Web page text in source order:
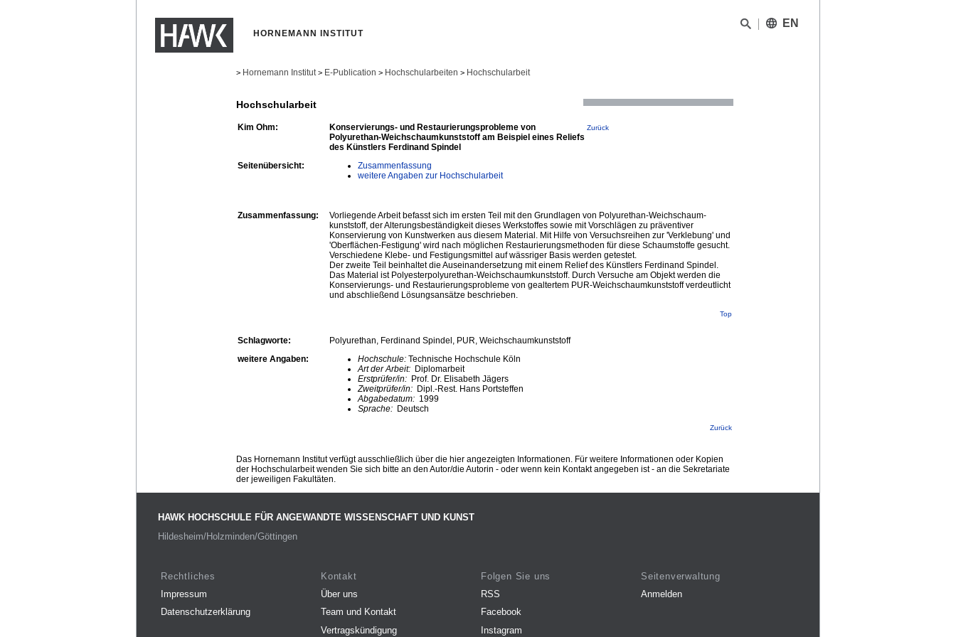
HORNEMANN INSTITUT
EN
> Hornemann Institut > E-Publication > Hochschularbeiten > Hochschularbeit
Hochschularbeit
Kim Ohm:
Konservierungs- und Restaurierungsprobleme von
Polyurethan-Weichschaumkunststoff am Beispiel eines Reliefs
des Künstlers Ferdinand Spindel
Zurück
Seitenübersicht:
Zusammenfassung
weitere Angaben zur Hochschularbeit
Zusammenfassung:
Vorliegende Arbeit befasst sich im ersten Teil mit den Grundlagen von Polyurethan-Weichschaum-
kunststoff, der Alterungsbeständigkeit dieses Werkstoffes sowie mit Vorschlägen zu präventiver
Konservierung von Kunstwerken aus diesem Material. Mit Hilfe von Versuchsreihen zur 'Verklebung' und
'Oberflächen-Festigung' wird nach möglichen Restaurierungsmethoden für diese Schaumstoffe gesucht.
Verschiedene Klebe- und Festigungsmittel auf wässriger Basis werden getestet.
Der zweite Teil beinhaltet die Auseinandersetzung mit einem Relief des Künstlers Ferdinand Spindel.
Das Material ist Polyesterpolyurethan-Weichschaumkunststoff. Durch Versuche am Objekt werden die
Konservierungs- und Restaurierungsprobleme von gealtertem PUR-Weichschaumkunststoff verdeutlicht
und abschließend Lösungsansätze beschrieben.
Top
Schlagworte:
Polyurethan, Ferdinand Spindel, PUR, Weichschaumkunststoff
weitere Angaben:
Hochschule: Technische Hochschule Köln
Art der Arbeit: Diplomarbeit
Erstprüfer/in: Prof. Dr. Elisabeth Jägers
Zweitprüfer/in: Dipl.-Rest. Hans Portsteffen
Abgabedatum: 1999
Sprache: Deutsch
Zurück
Das Hornemann Institut verfügt ausschließlich über die hier angezeigten Informationen. Für weitere Informationen oder Kopien
der Hochschularbeit wenden Sie sich bitte an den Autor/die Autorin - oder wenn kein Kontakt angegeben ist - an die Sekretariate
der jeweiligen Fakultäten.
HAWK HOCHSCHULE FÜR ANGEWANDTE WISSENSCHAFT UND KUNST
Hildesheim/Holzminden/Göttingen
Rechtliches
Impressum
Datenschutzerklärung
Kontakt
Über uns
Team und Kontakt
Vertragskündigung
Folgen Sie uns
RSS
Facebook
Instagram
Seitenverwaltung
Anmelden